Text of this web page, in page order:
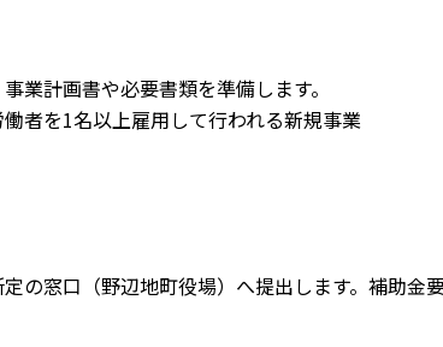
業計画書や必要書類を準備します。
者を1名以上雇用して行われる新規事業
の窓口（野辺地町役場）へ提出します。補助金